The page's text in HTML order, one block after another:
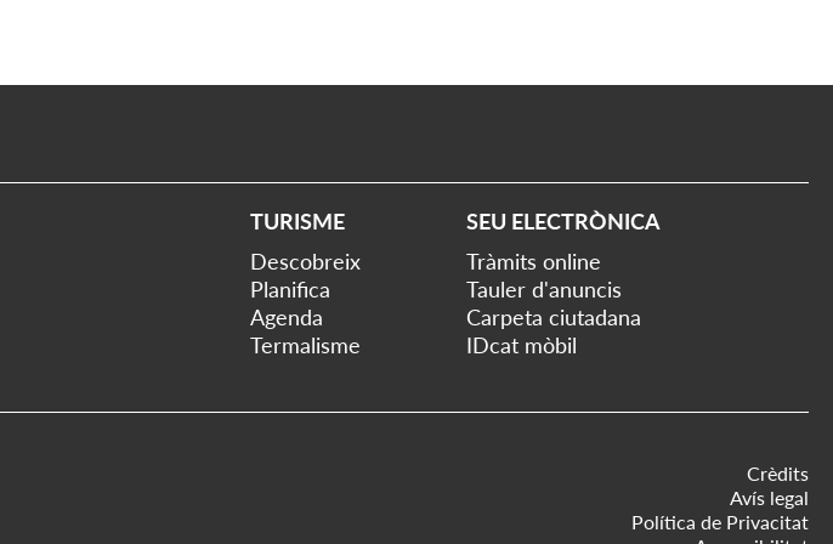
TURISME
Descobreix
Planifica
Agenda
Termalisme
SEU ELECTRÒNICA
Tràmits online
Tauler d'anuncis
Carpeta ciutadana
IDcat mòbil
Crèdits
Avís legal
Política de Privacitat